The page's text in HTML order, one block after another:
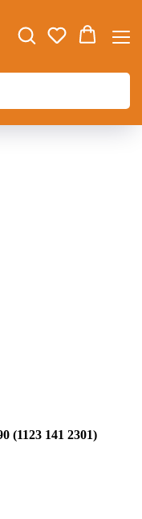
(1123 141 2301)